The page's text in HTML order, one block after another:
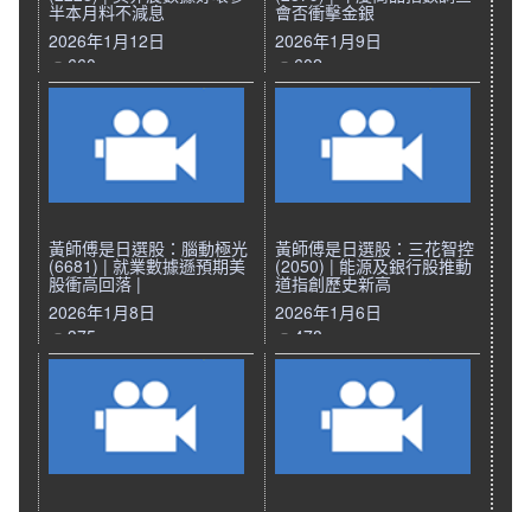
半本月料不減息
2026年1月12日
660
會否衝擊金銀
2026年1月9日
602
黃師傅是日選股：腦動極光
(6681) | 就業數據遜預期美
股衝高回落 |
2026年1月8日
375
黃師傅是日選股：三花智控
(2050) | 能源及銀行股推動
道指創歷史新高
2026年1月6日
478